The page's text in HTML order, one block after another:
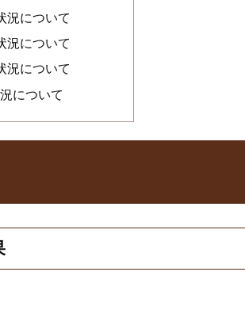
況について
況について
況について
について